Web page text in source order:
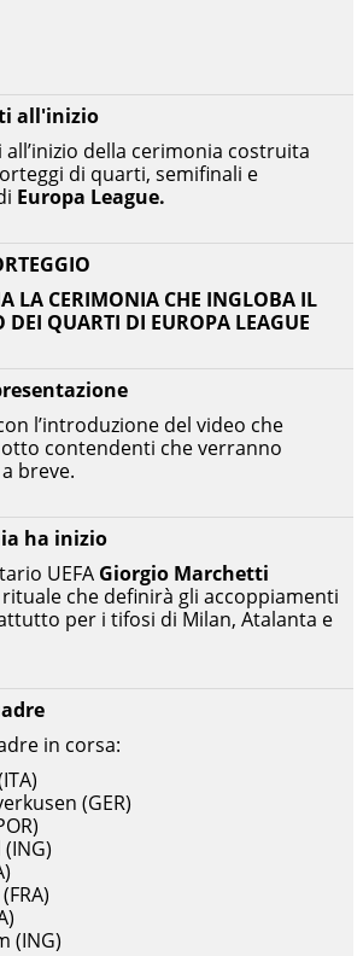
in corsa:
(GER)
(ING)
ha inizio
UEFA Giorgio Marchetti
che definirà gli accoppiamenti
per i tifosi di Milan, Atalanta e
l’introduzione del video che
contendenti che verranno
breve.
LA CERIMONIA CHE INGLOBA IL
DEI QUARTI DI EUROPA LEAGUE
all'inizio
della cerimonia costruita
di quarti, semifinali e
Europa League.